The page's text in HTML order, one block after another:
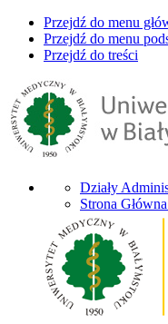
Przejdź do menu
Przejdź do menu
Przejdź do treści
Działy
Strona